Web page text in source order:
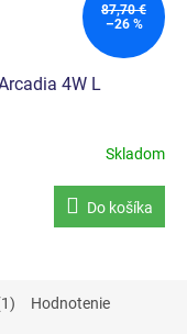
87,70 €
–26 %
4W L
Skladom
Do košíka
Hodnotenie